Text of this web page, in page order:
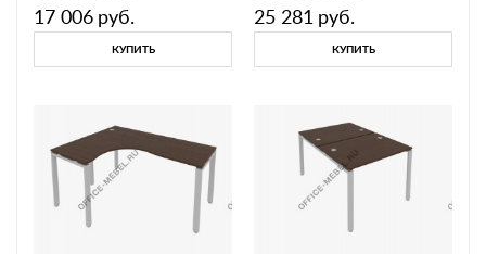
17 006 руб.
КУПИТЬ
25 281 руб.
КУПИТЬ